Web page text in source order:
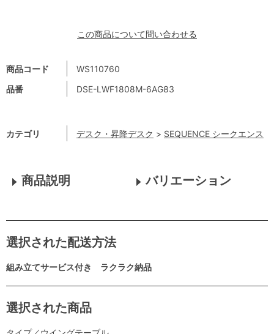
商品コード
WS110760
品番
DSE-LWF1808M-6AG83
カテゴリ デスク・昇降デスク > SEQUENCE シークエンス
この商品について問い合わせる
商品説明 バリエーション
選択された配送方法
組み立てサービス付き ラクラク納品
選択された商品